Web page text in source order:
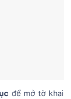
để mở tờ khai